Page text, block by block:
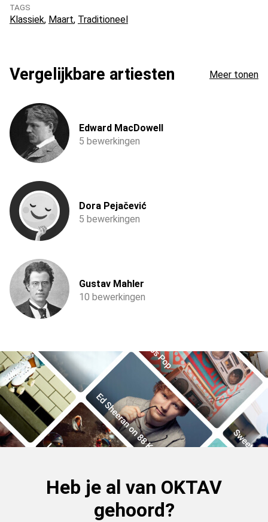
TAGS
Klassiek Maart Traditioneel
Vergelijkbare artiesten Meer tonen
Edward MacDowell
5 bewerkingen
Dora Pejačević
5 bewerkingen
Gustav Mahler
10 bewerkingen
Heb je al van OKTAV
gehoord?